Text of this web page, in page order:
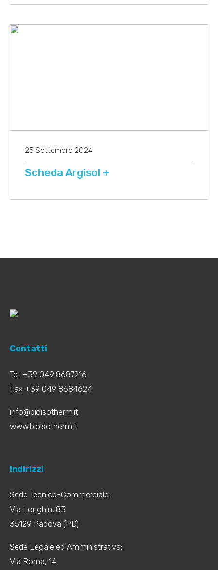
25 Settembre 2024
Scheda Argisol +
Contatti
Tel. +39 049 8687216
Fax +39 049 8684624
info@bioisotherm.it
www.bioisotherm.it
Indirizzi
Sede Tecnico-Commerciale:
Via Longhin, 83
35129 Padova (PD)
Sede Legale ed Amministrativa:
Via Roma, 14